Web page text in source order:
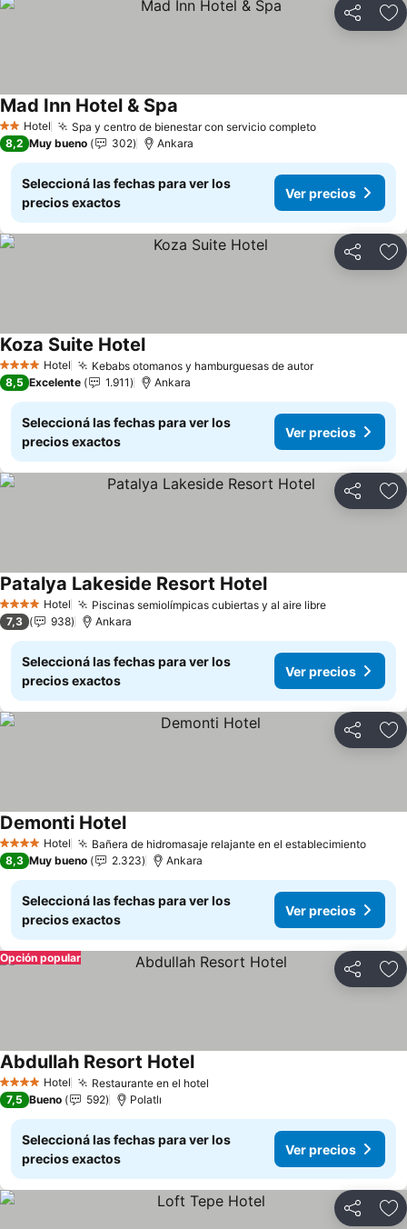
Compartir
2 Estrellas
Hotel Spa y centro de bienestar con servicio completoVer precios
Mad Inn Hotel & Spa
8,2 Muy bueno 302 Ankara
Seleccioná las fechas para ver los
precios exactos
Ver precios
Compartir
4 EstrellasHotel Kebabs otomanos y hamburguesas de autorVer precios
Koza Suite HotelVer precios
8,5 Excelente 1.911 Ankara
Seleccioná las fechas para ver los
precios exactos
Ver precios
Compartir
4 EstrellasHotel Piscinas semiolímpicas cubiertas y al aire libreVer precios
Patalya Lakeside Resort HotelVer precios
7,3 938 Ankara
Seleccioná las fechas para ver los
precios exactos
Ver precios
Compartir
4 EstrellasHotel Bañera de hidromasaje relajante en el establecimientoVer
Demonti HotelVer precios
8,3 Muy bueno 2.323 Ankara
Seleccioná las fechas para ver los
precios exactos
Ver precios
Compartir
Opción popular
4 EstrellasHotel Restaurante en el hotel
Abdullah Resort HotelVer precios
7,5 Bueno 592 Polatlı
Seleccioná las fechas para ver los
precios exactos
Ver precios
Compartir